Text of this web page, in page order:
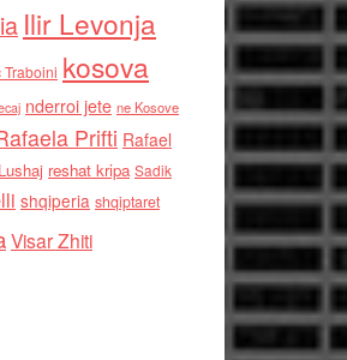
Ilir Levonja
Traboini kosova
nderroi jete ne Kosove
Prifti Rafael
reshat kripa Sadik
shqiperia shqiptaret
Visar Zhiti